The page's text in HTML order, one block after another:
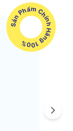
Sản Phẩm Chính Hãng 100%
Next